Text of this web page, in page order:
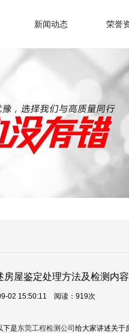
新闻动态 荣誉
房屋鉴定处理方法及检测内容
02 15:50:11 阅读：919次
下是东莞工程检测公司 给大家讲述关于